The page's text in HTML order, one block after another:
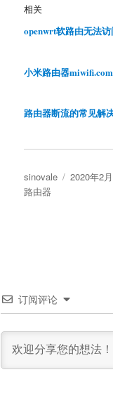
相关
openwrt软路由无法
小米路由器
路由器断流的常见解
作
者
sinovale
发
2020年2
路由器
订阅评论